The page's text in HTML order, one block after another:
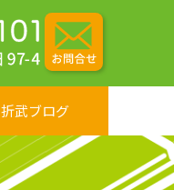
折武ブログ